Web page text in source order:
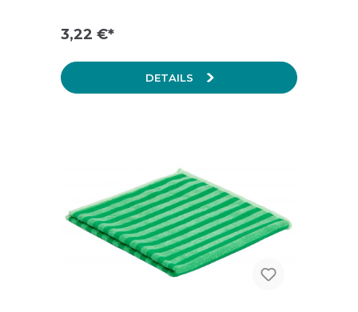
3,22 €*
DETAILS